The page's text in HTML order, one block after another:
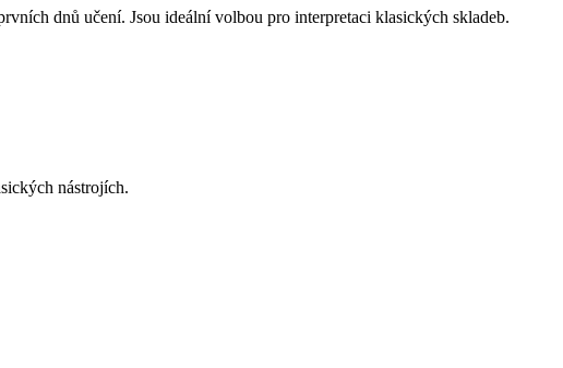
dnů učení. Jsou ideální volbou pro interpretaci klasických skladeb.
nástrojích.